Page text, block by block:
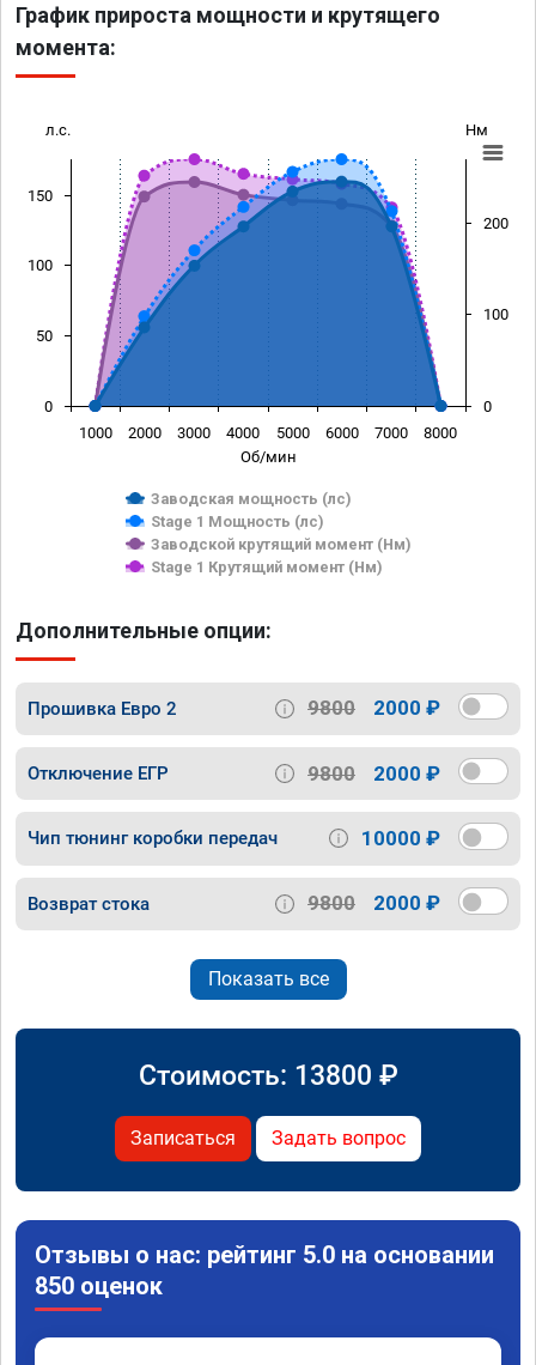
График прироста мощности и крутящего
момента:
Об/мин
л.с. Нм
Заводская мощность (лс)
Stage 1 Мощность (лс)
Заводской крутящий момент (Нм)
Stage 1 Крутящий момент (Нм)
1000 2000 3000 4000 5000 6000 7000 8000
0
50
100
150
0
100
200
Дополнительные опции:
Прошивка Евро 2 9800 2000 ₽
Отключение ЕГР 9800 2000 ₽
Чип тюнинг коробки передач 10000 ₽
Возврат стока 9800 2000 ₽
Показать все
Стоимость: 13800 ₽
Записаться Задать вопрос
Отзывы о нас: рейтинг 5.0 на основании
850 оценок